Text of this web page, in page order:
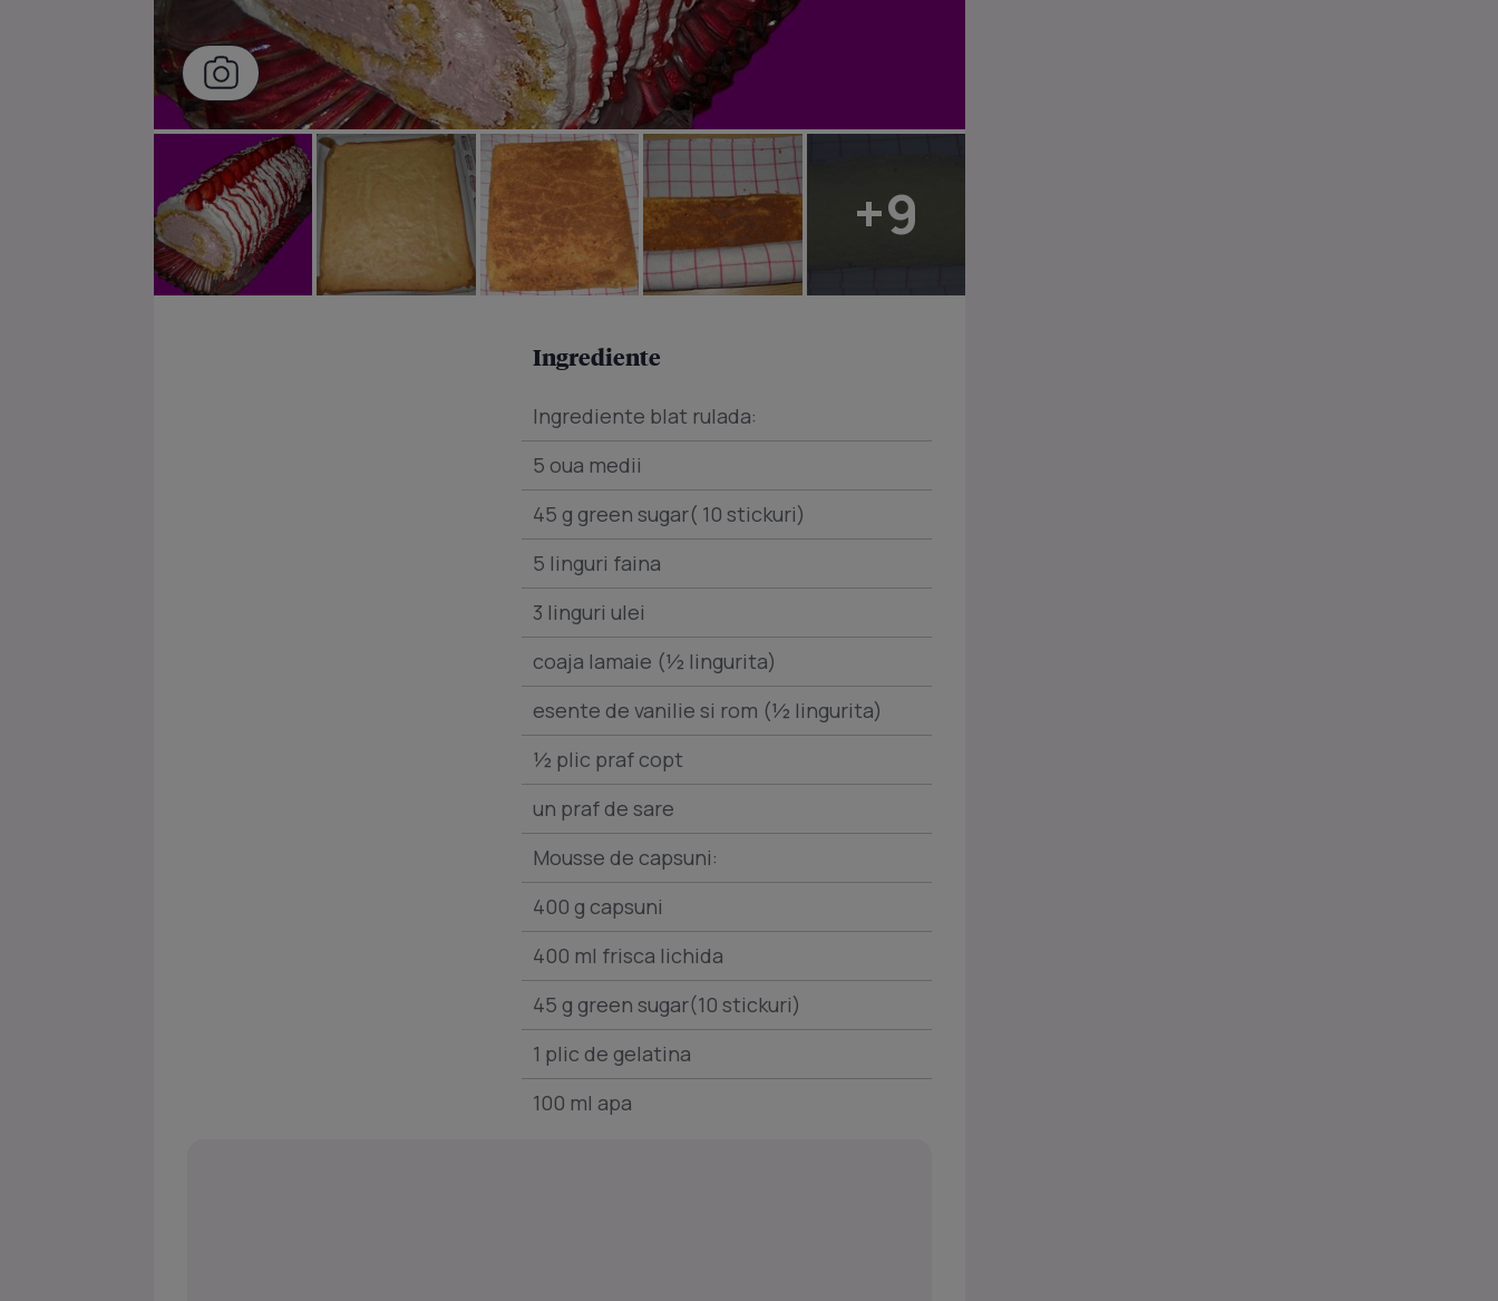
+9
Ingrediente
Ingrediente blat rulada:
5 oua medii
45 g green sugar( 10 stickuri)
5 linguri faina
3 linguri ulei
coaja lamaie (½ lingurita)
esente de vanilie si rom (½ lingurita)
½ plic praf copt
un praf de sare
Mousse de capsuni:
400 g capsuni
400 ml frisca lichida
45 g green sugar(10 stickuri)
1 plic de gelatina
100 ml apa